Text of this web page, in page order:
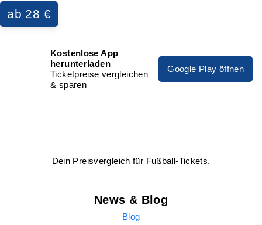
ab 28 €
Kostenlose App
herunterladen
Ticketpreise vergleichen
& sparen
Google Play öffnen
Dein Preisvergleich für Fußball-Tickets.
News & Blog
Blog